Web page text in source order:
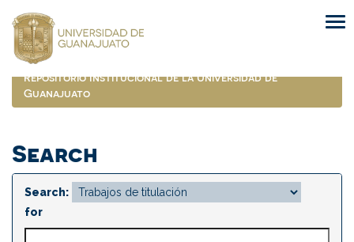
navigation
Repositorio Institucional de la Universidad de
Guanajuato
Search
Search:
for